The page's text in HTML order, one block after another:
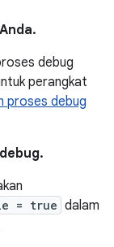
debug
perangkat
proses debug
= true dalam